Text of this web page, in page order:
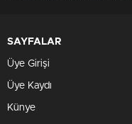
SAYFALAR
Üye Girişi
Üye Kaydı
Künye